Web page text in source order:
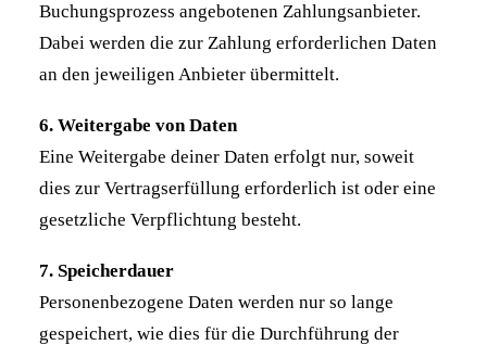
Buchungsprozess angebotenen Zahlungsanbieter.
Dabei werden die zur Zahlung erforderlichen Daten
an den jeweiligen Anbieter übermittelt.
6. Weitergabe von Daten
Eine Weitergabe deiner Daten erfolgt nur, soweit
dies zur Vertragserfüllung erforderlich ist oder eine
gesetzliche Verpflichtung besteht.
7. Speicherdauer
Personenbezogene Daten werden nur so lange
gespeichert, wie dies für die Durchführung der